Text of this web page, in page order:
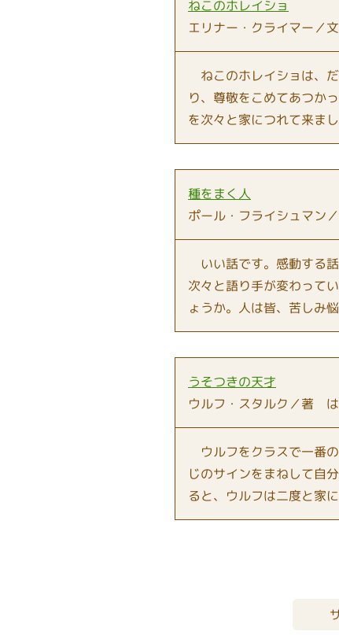
ねこのホレイショ
エリナー・クライマー
ねこのホレイショは、
り、尊敬をこめてあつか
を次々と家につれて来ま
種をまく人
ポール・フライシュマ
いい話です。感動する
次々と語り手が変わって
ょうか。人は皆、苦しみ
うそつきの天才
ウルフ・スタルク／著
ウルフをクラスで一番
じのサインをまねして自
ると、ウルフは二度と家